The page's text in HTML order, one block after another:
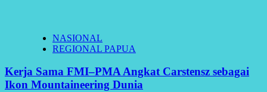
NASIONAL
REGIONAL PAPUA
Kerja Sama FMI–PMA Angkat Carstensz sebagai
Ikon Mountaineering Dunia